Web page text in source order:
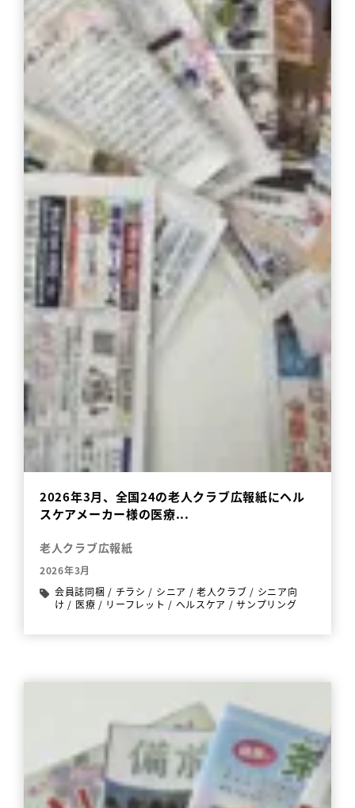
2026年3月、全国24の老人クラブ広報紙にヘル
スケアメーカー様の医療...
老人クラブ広報紙
2026年3月
会員誌同梱 / チラシ / シニア /老人クラブ / シニア向
け / 医療 / リーフレット / ヘルスケア /サンプリング